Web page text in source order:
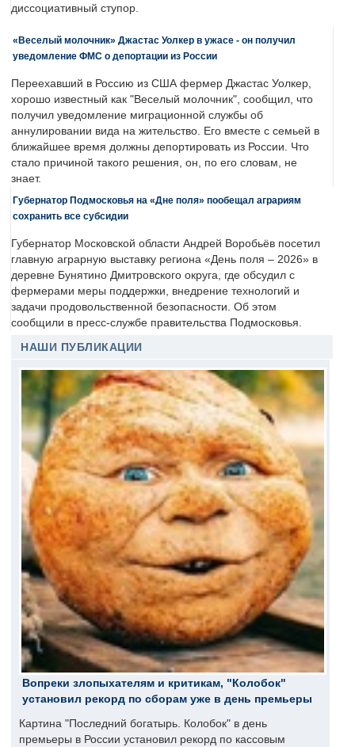
диссоциативный ступор.
«Веселый молочник» Джастас Уолкер в ужасе - он получил
уведомление ФМС о депортации из России
Переехавший в Россию из США фермер Джастас Уолкер,
хорошо известный как "Веселый молочник", сообщил, что
получил уведомление миграционной службы об
аннулировании вида на жительство. Его вместе с семьей в
ближайшее время должны депортировать из России. Что
стало причиной такого решения, он, по его словам, не
знает.
Губернатор Подмосковья на «Дне поля» пообещал аграриям
сохранить все субсидии
Губернатор Московской области Андрей Воробьёв посетил
главную аграрную выставку региона «День поля – 2026» в
деревне Бунятино Дмитровского округа, где обсудил с
фермерами меры поддержки, внедрение технологий и
задачи продовольственной безопасности. Об этом
сообщили в пресс-службе правительства Подмосковья.
НАШИ ПУБЛИКАЦИИ
Вопреки злопыхателям и критикам, "Колобок"
установил рекорд по сборам уже в день премьеры
Картина "Последний богатырь. Колобок" в день
премьеры в России установил рекорд по кассовым